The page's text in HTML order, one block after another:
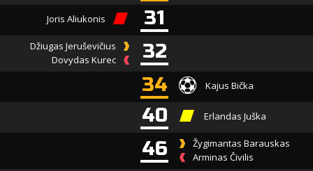
Joris Aliukonis 31
Džiugas Jeruševičius
Dovydas Kurec
32
34
Kajus Bička
40 Erlandas Juška
46
Žygimantas Barauskas
Arminas Čivilis